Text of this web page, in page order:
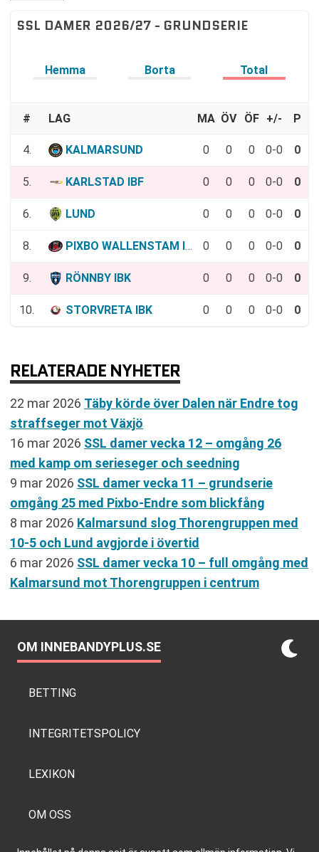
SSL DAMER 2026/27 - GRUNDSERIE
Hemma Borta Total
# LAG MA ÖV ÖF +/- P
4. KALMARSUND 0 0 0 0-0 0
5. KARLSTAD IBF 0 0 0 0-0 0
6. LUND 0 0 0 0-0 0
8. PIXBO WALLENSTAM IBK 0 0 0 0-0 0
9. RÖNNBY IBK 0 0 0 0-0 0
10. STORVRETA IBK 0 0 0 0-0 0
RELATERADE NYHETER
22 mar 2026 Täby körde över Dalen när Endre tog
straffseger mot Växjö
16 mar 2026 SSL damer vecka 12 – omgång 26
med kamp om serieseger och seedning
9 mar 2026 SSL damer vecka 11 – grundserie
omgång 25 med Pixbo-Endre som blickfång
8 mar 2026 Kalmarsund slog Thorengruppen med
10-5 och Lund avgjorde i övertid
6 mar 2026 SSL damer vecka 10 – full omgång med
Kalmarsund mot Thorengruppen i centrum
OM INNEBANDYPLUS.SE
BETTING
INTEGRITETSPOLICY
LEXIKON
OM OSS